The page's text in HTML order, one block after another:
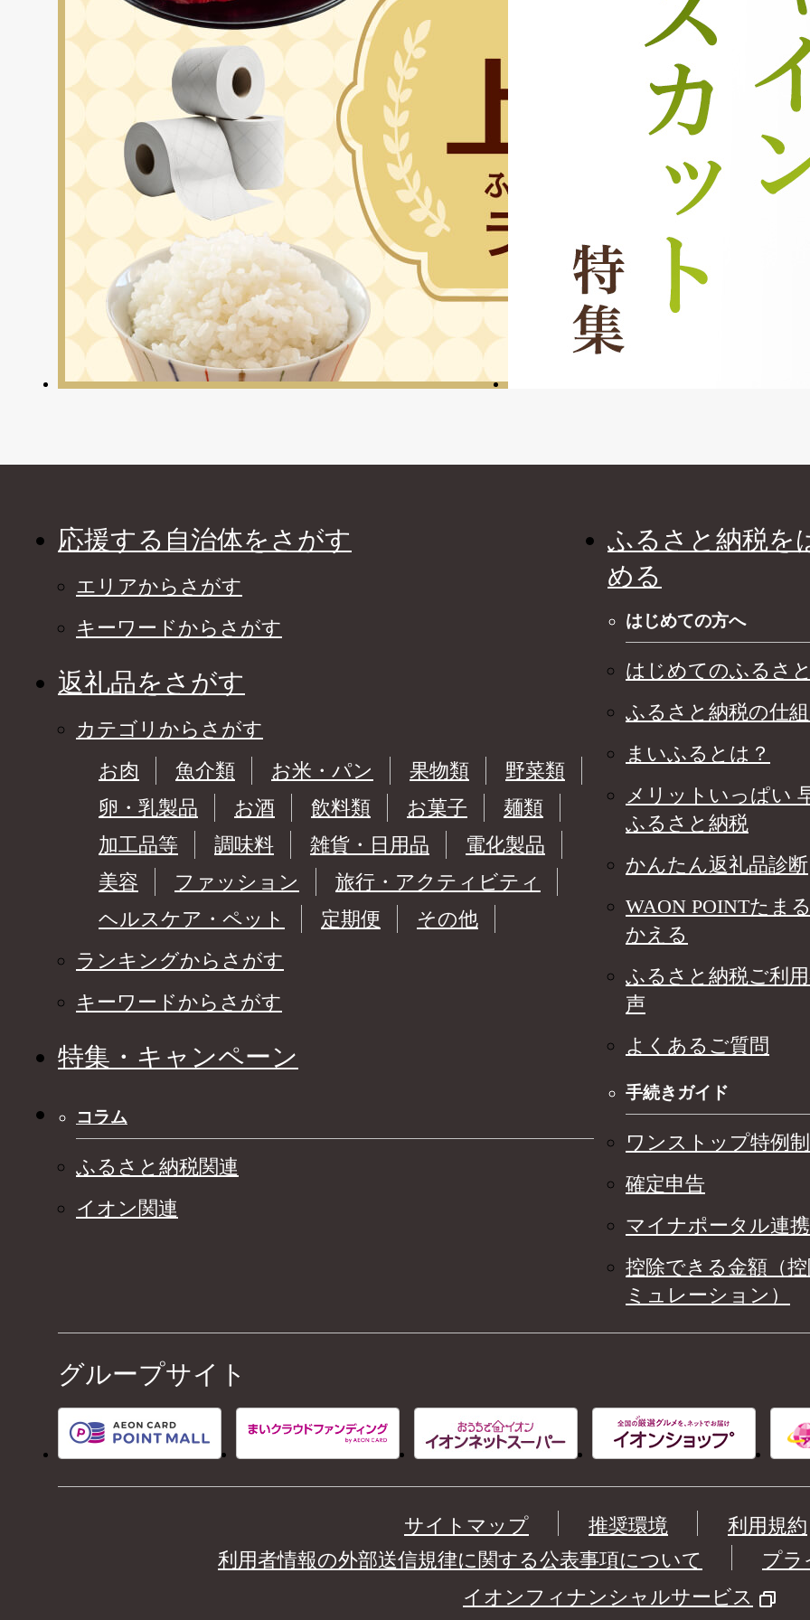
応援する自治体をさがす
エリアからさがす
キーワードからさがす
返礼品をさがす
カテゴリからさがす
お肉
魚介類 お米・パン 果物類
野菜類
卵・乳製品
お酒 飲料類 お菓子
麺類
加工品等
調味料 雑貨・日用品
電化製品
美容
ファッション
旅行・アクティビティ
ヘルスケア・ペット
定期便
その他
ランキングからさがす
キーワードからさがす
特集・キャンペーン
コラム
ふるさと納税関連
イオン関連
ふるさと納税を
める
はじめての方へ
はじめてのふるさ
ふるさと納税の仕
まいふるとは？
メリットいっぱい
ふるさと納税
かんたん返礼品診断
WAON POINTたま
かえる
ふるさと納税ご利
声
よくあるご質問
手続きガイド
ワンストップ特例
確定申告
マイナポータル連携
控除できる金額（
ミュレーション）
グループサイト
サイトマップ 推奨環境
利用規約
利用者情報の外部送信規律に関する公表事項について
プラ
イオンフィナンシャルサービス